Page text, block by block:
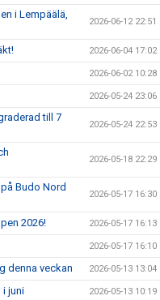
i Lempäälä,
2026-06-12 22:51
2026-06-04 17:02
2026-06-02 10:28
2026-05-24 23:06
till 7
2026-05-24 22:53
2026-05-18 22:29
Budo Nord
2026-05-17 16:30
2026! 2026-05-17 16:13
2026-05-17 16:10
denna veckan 2026-05-13 13:04
i juni 2026-05-13 10:19